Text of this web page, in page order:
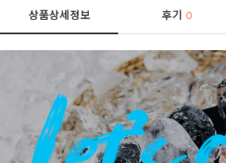
상품상세정보 후기0